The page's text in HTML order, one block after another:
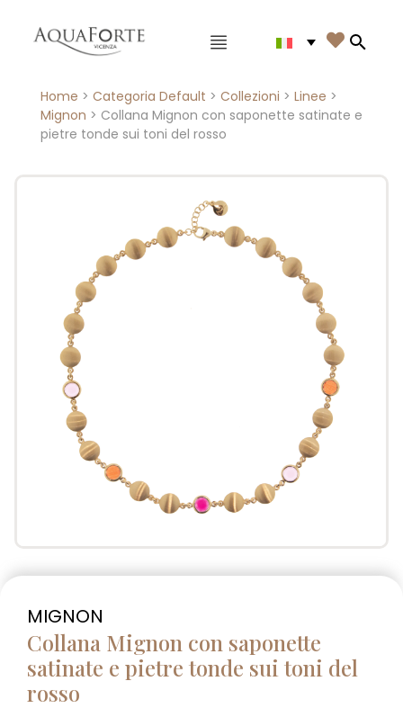
Menù principale 
Home > Categoria Default > Collezioni > Linee >
Mignon > Collana Mignon con saponette satinate e
pietre tonde sui toni del rosso
MIGNON
Collana Mignon con saponette
satinate e pietre tonde sui toni del
rosso